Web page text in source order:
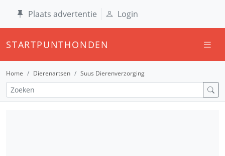
Plaats advertentie Login
STARTPUNTHONDEN
Home Dierenartsen Suus Dierenverzorging